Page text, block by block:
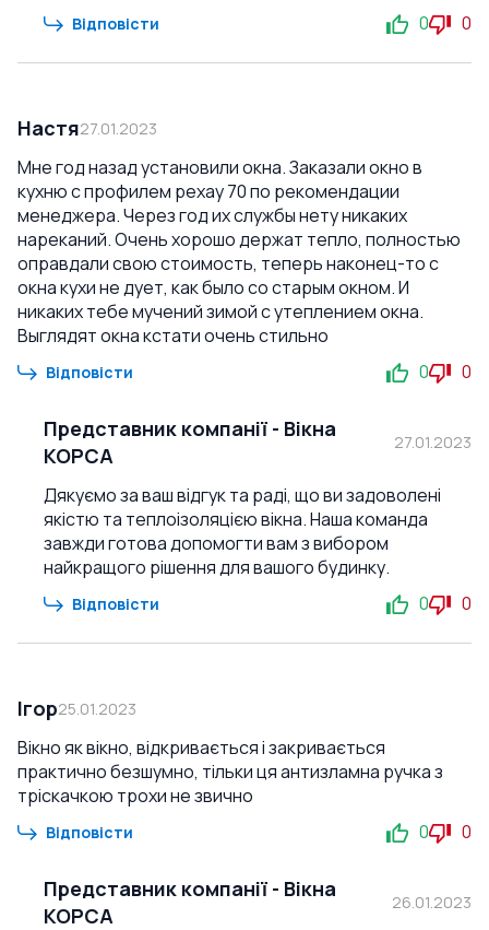
Відповісти 0 0
Настя27.01.2023
Мне год назад установили окна. Заказали окно в
кухню с профилем рехау 70 по рекомендации
менеджера. Через год их службы нету никаких
нареканий. Очень хорошо держат тепло, полностью
оправдали свою стоимость, теперь наконец-то с
окна кухи не дует, как было со старым окном. И
никаких тебе мучений зимой с утеплением окна.
Выглядят окна кстати очень стильно
Відповісти 0 0
Представник компанії - Вікна
КОРСА
27.01.2023
Дякуємо за ваш відгук та раді, що ви задоволені
якістю та теплоізоляцією вікна. Наша команда
завжди готова допомогти вам з вибором
найкращого рішення для вашого будинку.
Відповісти 0 0
Ігор25.01.2023
Вікно як вікно, відкривається і закривається
практично безшумно, тільки ця антизламна ручка з
тріскачкою трохи не звично
Відповісти 0 0
Представник компанії - Вікна
КОРСА
26.01.2023